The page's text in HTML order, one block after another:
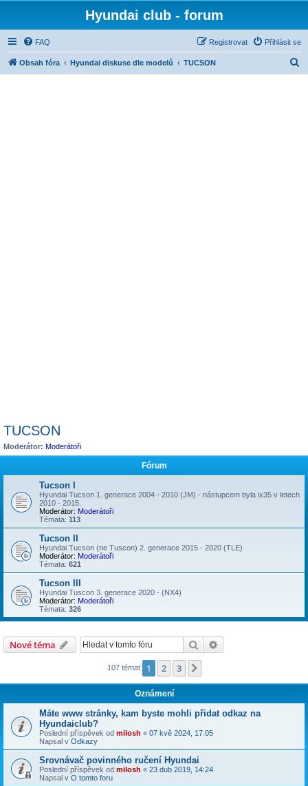
Hyundai club - forum
FAQ Přihlásit se
Registrovat
Obsah fóra Hyundai diskuse dle modelů TUCSON
TUCSON
Moderátor: Moderátoři
Fórum
Tucson I
Hyundai Tucson 1. generace 2004 - 2010 (JM) - nástupcem byla ix35 v letech
2010 - 2015.
Moderátor: Moderátoři
Témata: 113
Tucson II
Hyundai Tucson (ne Tuscon) 2. generace 2015 - 2020 (TLE)
Moderátor: Moderátoři
Témata: 621
Tucson III
Hyundai Tuscon 3. generace 2020 - (NX4)
Moderátor: Moderátoři
Témata: 326
Nové téma Hledat
107 témat 1 2 3
Oznámení
Máte www stránky, kam byste mohli přidat odkaz na
Hyundaiclub?
Poslední příspěvek od milosh « 07 kvě 2024, 17:05
Napsal v Odkazy
Srovnávač povinného ručení Hyundai
Poslední příspěvek od milosh « 23 dub 2019, 14:24
Napsal v O tomto foru